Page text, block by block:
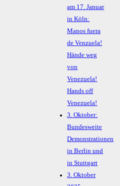
am 17. Januar
in Köln:
Manos fuera
de Venzuela!
Hände weg
von
Venezuela!
Hands off
Venezuela!
3. Oktober:
Bundesweite
Demonstrationen
in Berlin und
in Stuttgart
3. Oktober